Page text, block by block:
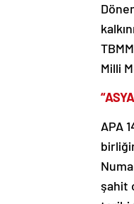
Milli
APA
şahit